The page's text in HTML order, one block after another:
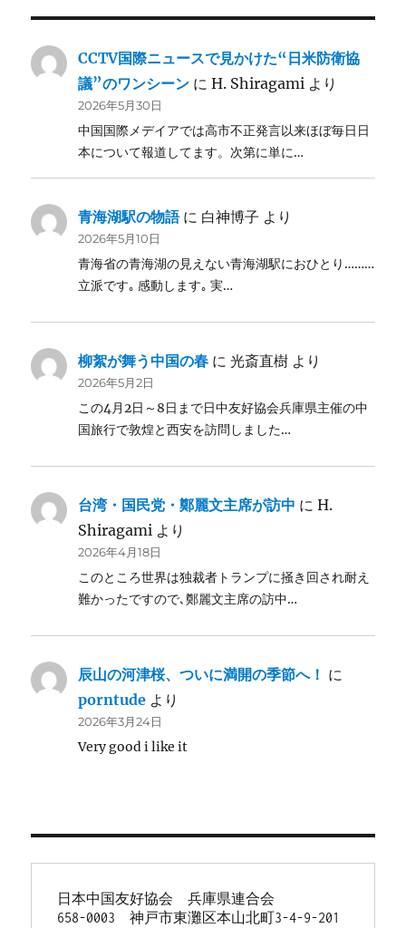
CCTV国際ニュースで見かけた“日米防衛協
議”のワンシーン にH. Shiragami より
2026年5月30日
中国国際メデイアでは高市不正発言以来ほぼ毎日日
本について報道してます。次第に単に…
青海湖駅の物語に 白神博子 より
2026年5月10日
青海省の青海湖の見えない青海湖駅におひとり………
立派です｡ 感動します｡ 実…
柳絮が舞う中国の春 に光斎直樹 より
2026年5月2日
この4月2日～8日まで日中友好協会兵庫県主催の中
国旅行で敦煌と西安を訪問しました…
台湾・国民党・鄭麗文主席が訪中 にH.
Shiragami より
2026年4月18日
このところ世界は独裁者トランプに掻き回され耐え
難かったですので､鄭麗文主席の訪中…
辰山の河津桜、ついに満開の季節へ！ に
porntude より
2026年3月24日
Very good i like it
日本中国友好協会　兵庫県連合会
658-0003　神戸市東灘区本山北町3-4-9-201